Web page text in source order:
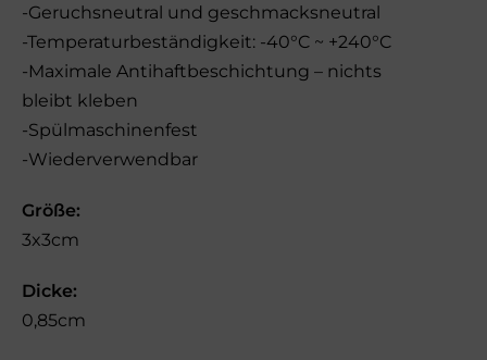
-Geruchsneutral und geschmacksneutral
-Temperaturbeständigkeit: -40°C ~ +240°C
-Maximale Antihaftbeschichtung – nichts
bleibt kleben
-Spülmaschinenfest
-Wiederverwendbar
Größe:
3x3cm
Dicke:
0,85cm